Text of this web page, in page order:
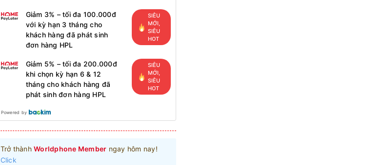
Giảm 3% – tối đa 100.000đ
với kỳ hạn 3 tháng cho
khách hàng đã phát sinh
đơn hàng HPL
SIÊU
MỚI,
SIÊU
HOT
Giảm 5% – tối đa 200.000đ
khi chọn kỳ hạn 6 & 12
tháng cho khách hàng đã
phát sinh đơn hàng HPL
SIÊU
MỚI,
SIÊU
HOT
Powered by
Trở thành Worldphone Member ngay hôm nay!
Click